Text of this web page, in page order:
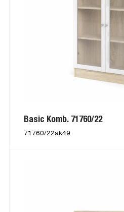
Basic Komb. 71760/22
71760/22ak49